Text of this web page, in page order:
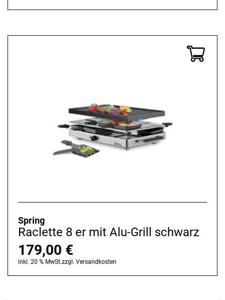
Spring
Raclette 8 er mit Alu-Grill schwarz
179,00 €
inkl. 20 % MwSt.zzgl. Versandkosten